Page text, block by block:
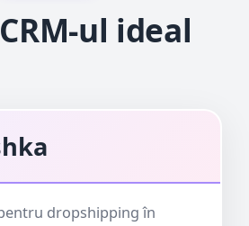
ul ideal
pentru dropshipping în